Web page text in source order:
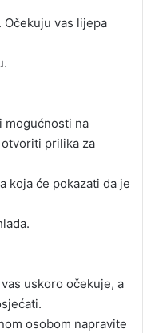
Očekuju vas lijepa
mogućnosti na
prilika za
koja će pokazati da je
uskoro očekuje, a
osobom napravite